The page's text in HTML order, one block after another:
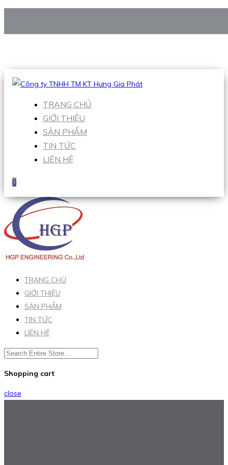
Hotline:0938 906 663
TRANG CHỦ
GIỚI THIỆU
SẢN PHẨM
TIN TỨC
LIÊN HỆ
0
TRANG CHỦ
GIỚI THIỆU
SẢN PHẨM
TIN TỨC
LIÊN HỆ
Shopping cart
close